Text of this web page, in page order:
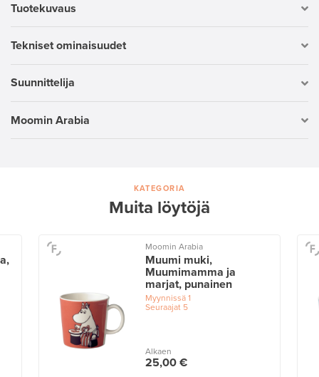
Tuotekuvaus
Tekniset ominaisuudet
Suunnittelija
Moomin Arabia
KATEGORIA
Muita löytöjä
Moomin Arabia
Muumi muki,
Muumimamma ja
marjat, punainen
Myynnissä1
Seuraajat5
Alkaen
25,00 €